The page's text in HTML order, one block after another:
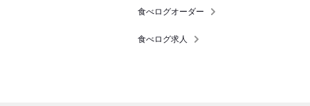
食べログオーダー
食べログ求人